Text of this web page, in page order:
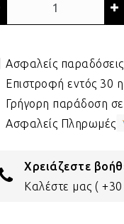
Ασφαλείς
Επιστροφή εντός 30
Γρήγορη παράδοση
Ασφαλείς Πληρωμές
Χρειάζεστε
Καλέστε μας (